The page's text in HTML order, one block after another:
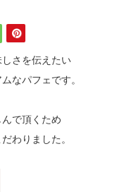
さを伝えたい
なパフェです。
で頂くため
わりました。